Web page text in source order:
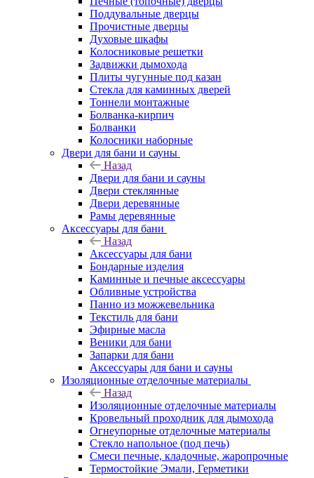
Поддувальные дверцы
Прочистные дверцы
Духовые шкафы
Колосниковые решетки
Задвижки дымохода
Плиты чугунные под казан
Стекла для каминных дверей
Тоннели монтажные
Болванка-кирпич
Болванки
Колосники наборные
Двери для бани и сауны
Назад
Двери для бани и сауны
Двери стеклянные
Двери деревянные
Рамы деревянные
Аксессуары для бани
Назад
Аксессуары для бани
Бондарные изделия
Каминные и печные аксессуары
Обливные устройства
Панно из можжевельника
Текстиль для бани
Эфирные масла
Веники для бани
Запарки для бани
Аксессуары для бани и сауны
Изоляционные отделочные материалы
Назад
Изоляционные отделочные материалы
Кровельный проходник для дымохода
Огнеупорные отделочные материалы
Стекло напольное (под печь)
Смеси печные, кладочные, жаропрочные
Термостойкие Эмали, Герметики